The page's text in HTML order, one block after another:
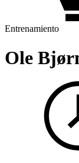
Entrenamiento
Ole